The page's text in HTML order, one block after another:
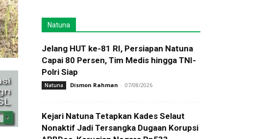
Natuna
Jelang HUT ke-81 RI, Persiapan Natuna
Capai 80 Persen, Tim Medis hingga TNI-
Polri Siap
Natuna Dismon Rahman - 07/08/2026
Kejari Natuna Tetapkan Kades Selaut
Nonaktif Jadi Tersangka Dugaan Korupsi